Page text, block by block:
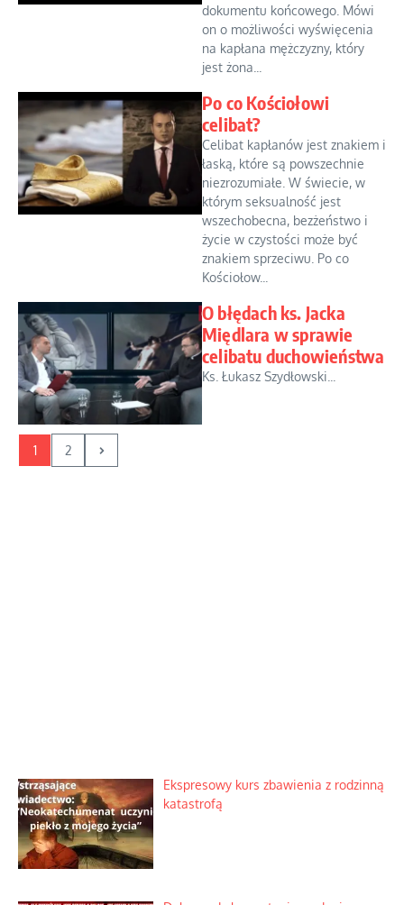
dokumentu końcowego. Mówi
on o możliwości wyświęcenia
na kapłana mężczyzny, który
jest żona...
Po co Kościołowi
celibat?
Celibat kapłanów jest znakiem i
łaską, które są powszechnie
niezrozumiałe. W świecie, w
którym seksualność jest
wszechobecna, bezżeństwo i
życie w czystości może być
znakiem sprzeciwu. Po co
Kościołow...
O błędach ks. Jacka
Międlara w sprawie
celibatu duchowieństwa
Ks. Łukasz Szydłowski...
1 2
Ekspresowy kurs zbawienia z rodzinną
katastrofą